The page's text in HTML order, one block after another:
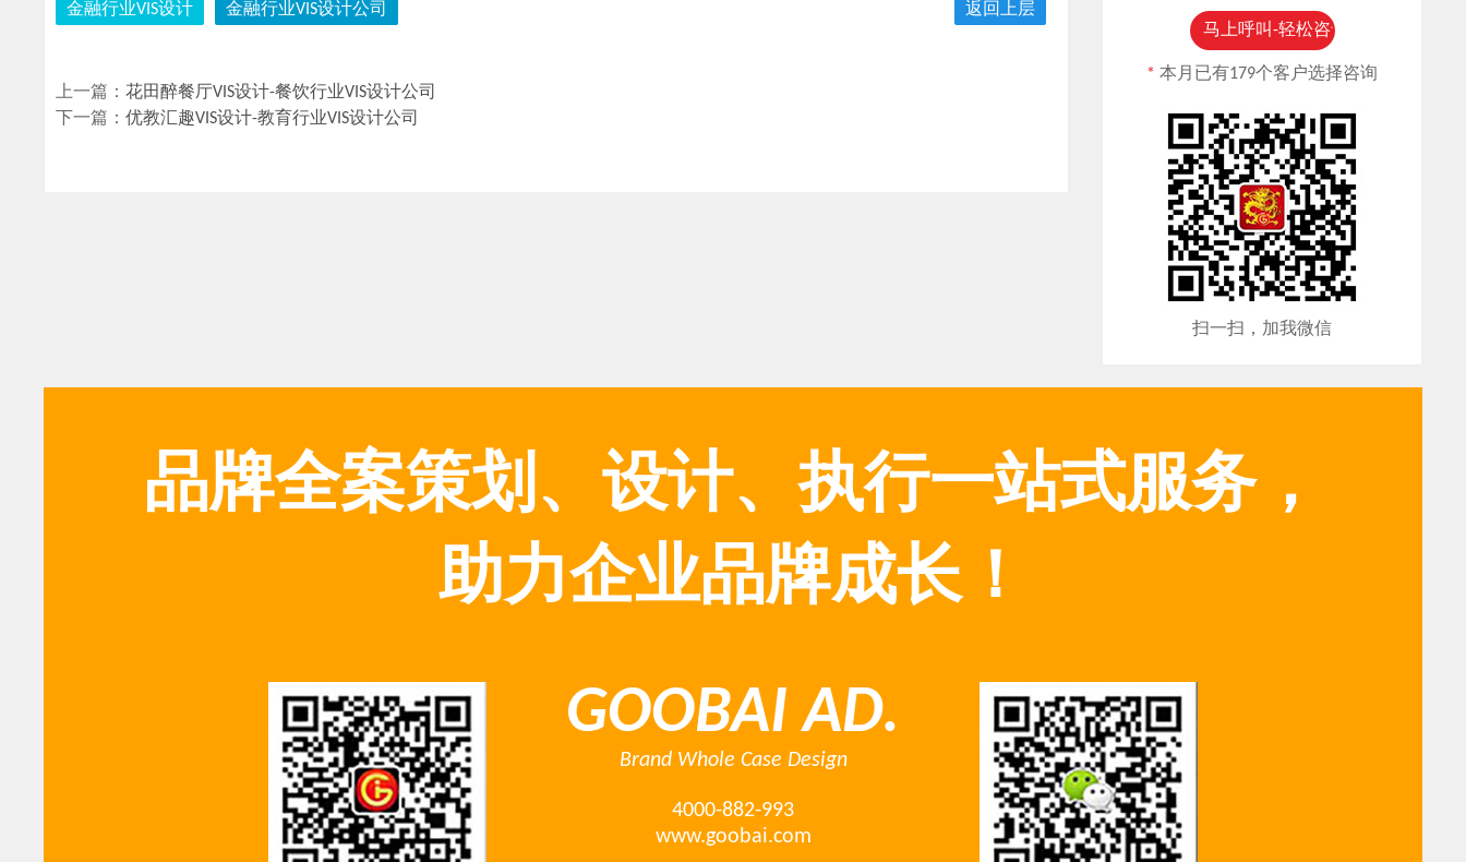
金融行业VIS设计 金融行业VIS设计公司 返回上层
上一篇：花田醉餐厅VIS设计-餐饮行业VIS设计公司
下一篇：优教汇趣VIS设计-教育行业VIS设计公司
*本月已有179个客户选择咨询
扫一扫，加我微信
品牌全案策划、设计、执行一站式服务，
助力企业品牌成长！
GOOBAI AD.
Brand Whole Case Design
4000-882-993
www.goobai.com